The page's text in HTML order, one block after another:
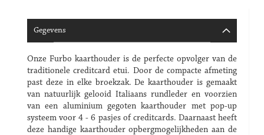
Gegevens
Onze Furbo kaarthouder is de perfecte opvolger van de
traditionele creditcard etui. Door de compacte afmeting
past deze in elke broekzak. De kaarthouder is gemaakt
van natuurlijk gelooid Italiaans rundleder en voorzien
van een aluminium gegoten kaarthouder met pop-up
systeem voor 4 - 6 pasjes of creditcards. Daarnaast heeft
deze handige kaarthouder opbergmogelijkheden aan de